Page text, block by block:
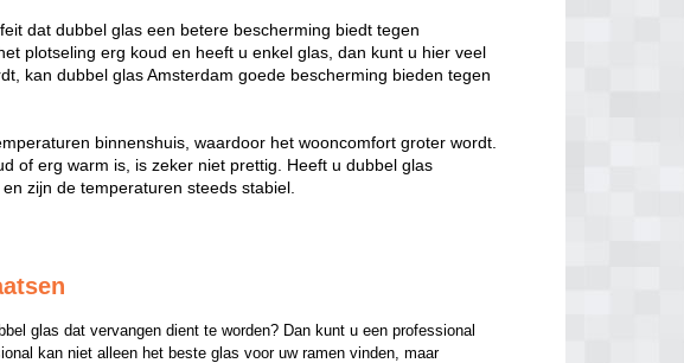
dat dubbel glas een betere bescherming biedt tegen
plotseling erg koud en heeft u enkel glas, dan kunt u hier veel
kan dubbel glas Amsterdam goede bescherming bieden tegen
binnenshuis, waardoor het wooncomfort groter wordt.
of erg warm is, is zeker niet prettig. Heeft u dubbel glas
zijn de temperaturen steeds stabiel.
glas dat vervangen dient te worden? Dan kunt u een professional
kan niet alleen het beste glas voor uw ramen vinden, maar